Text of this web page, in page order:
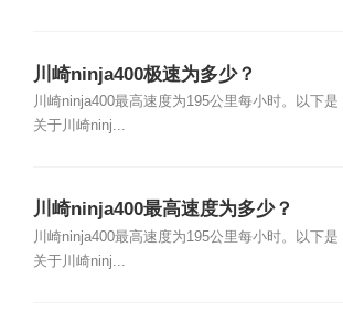
川崎ninja400极速为多少？
川崎ninja400最高速度为195公里每小时。以下是
关于川崎ninj...
川崎ninja400最高速度为多少？
川崎ninja400最高速度为195公里每小时。以下是
关于川崎ninj...